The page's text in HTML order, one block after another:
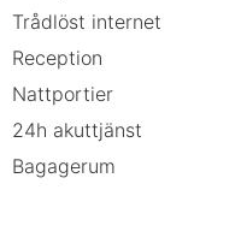
Trådlöst internet
Reception
Nattportier
24h akuttjänst
Bagagerum